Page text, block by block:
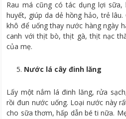
Rau má cũng có tác dụng lợi sữa,
huyết, giúp da dẻ hồng hảo, trẻ
khô để uống thay nước hàng ngày
canh với thịt bò, thịt gà, thịt nạc
của mẹ.
Nước lá cây đinh lăng
Lấy một nắm lá đinh lăng, rửa
rồi đun nước uống. Loại nước này
cho sữa thơm, hấp dẫn bé ti nữa.